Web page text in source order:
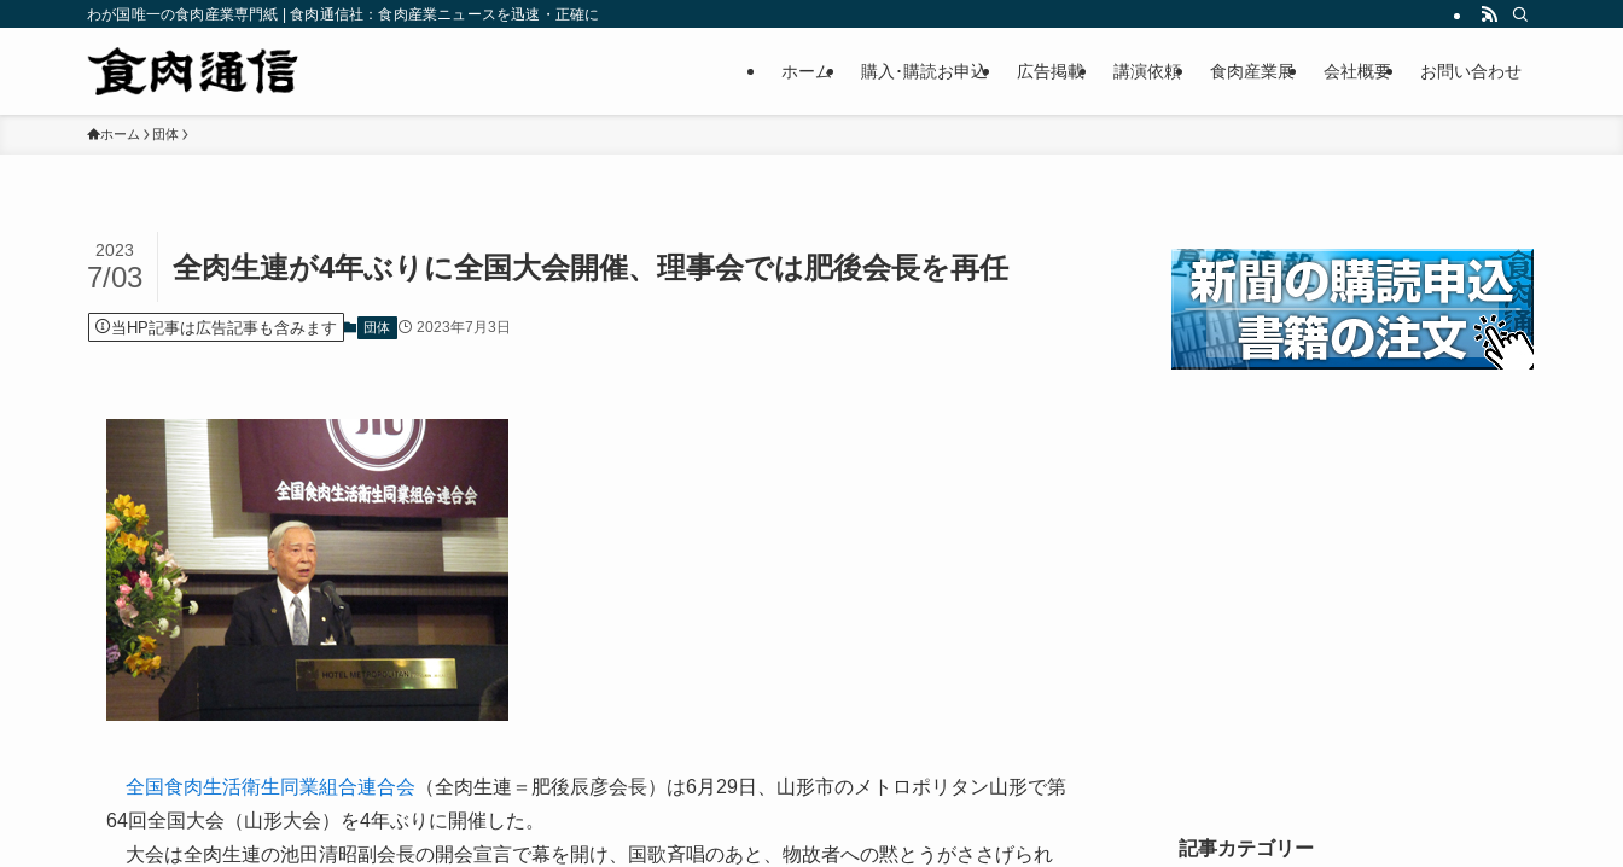
わが国唯一の食肉産業専門紙 | 食肉通信社：食肉産業ニュースを迅速・正確に
ホーム 購入･購読お申込 広告掲載 講演依頼 食肉産業展 会社概要 お問い合わせ
ホーム 団体
全肉生連が4年ぶりに全国大会開催、理事会では肥後会長を再任
2023
7/03
当HP記事は広告記事も含みます 団体 2023年7月3日
全国食肉生活衛生同業組合連合会 （全肉生連＝肥後辰彦会長）は6月29日、山形市のメトロポリタン山形で第
64回全国大会（山形大会）を4年ぶりに開催した。
大会は全肉生連の池田清昭副会長の開会宣言で幕を開け、国歌斉唱のあと、物故者への黙とうがささげられ
記事カテゴリー